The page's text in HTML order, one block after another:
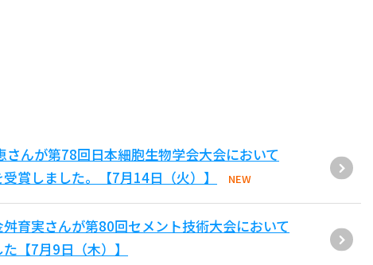
んが第78回日本細胞生物学会大会において
賞しました。【7月14日（火）】
NEW
育実さんが第80回セメント技術大会において
【7月9日（木）】